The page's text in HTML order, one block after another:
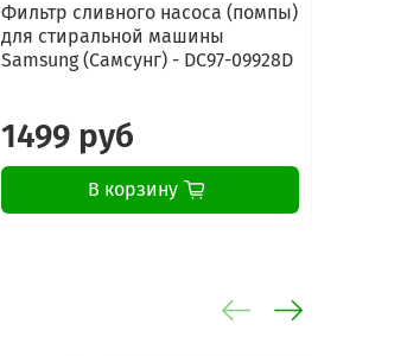
Фильтр сливного насоса (помпы)
для стиральной машины
Samsung (Самсунг) - DC97-09928D
1499 руб
В корзину